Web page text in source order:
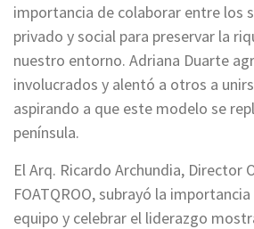
importancia de colaborar entre los
privado y social para preservar la
nuestro entorno. Adriana Duarte
involucrados y alentó a otros a
aspirando a que este modelo se
península.
El Arq. Ricardo Archundia, Director
FOATQROO, subrayó la
equipo y celebrar el liderazgo